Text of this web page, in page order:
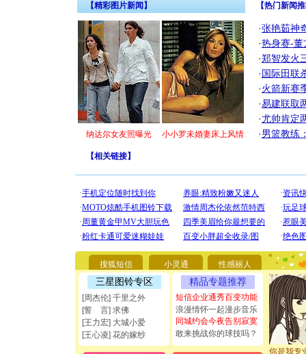
【精彩图片新闻】
纳达尔女友照曝光 小小罗未婚妻床上风情
【热门新闻
·张艳茹神
·热身赛-董
·郑智发火
·国际田联
·火箭新赛
·易建联取
·尤帅肯定
·男篮教练
【相关链接】
搜狐短信 小灵通 性感丽人
三星图铃专区
[周杰伦] 千里之外
[誓 言] 求佛
[王力宏] 大城小爱
[王心凌] 花的嫁纱
精品专题推荐
短信企业通秀百变功能
浪漫情怀一起漫步音乐
同城约会今夜告别寂寞
敢来挑战你的球技吗？
[圣诞节]
你太多
要平安！
[圣诞节]
能正大光
都要快乐
[圣诞节]
如意,快
[元旦]看
断电。爱
你是我专